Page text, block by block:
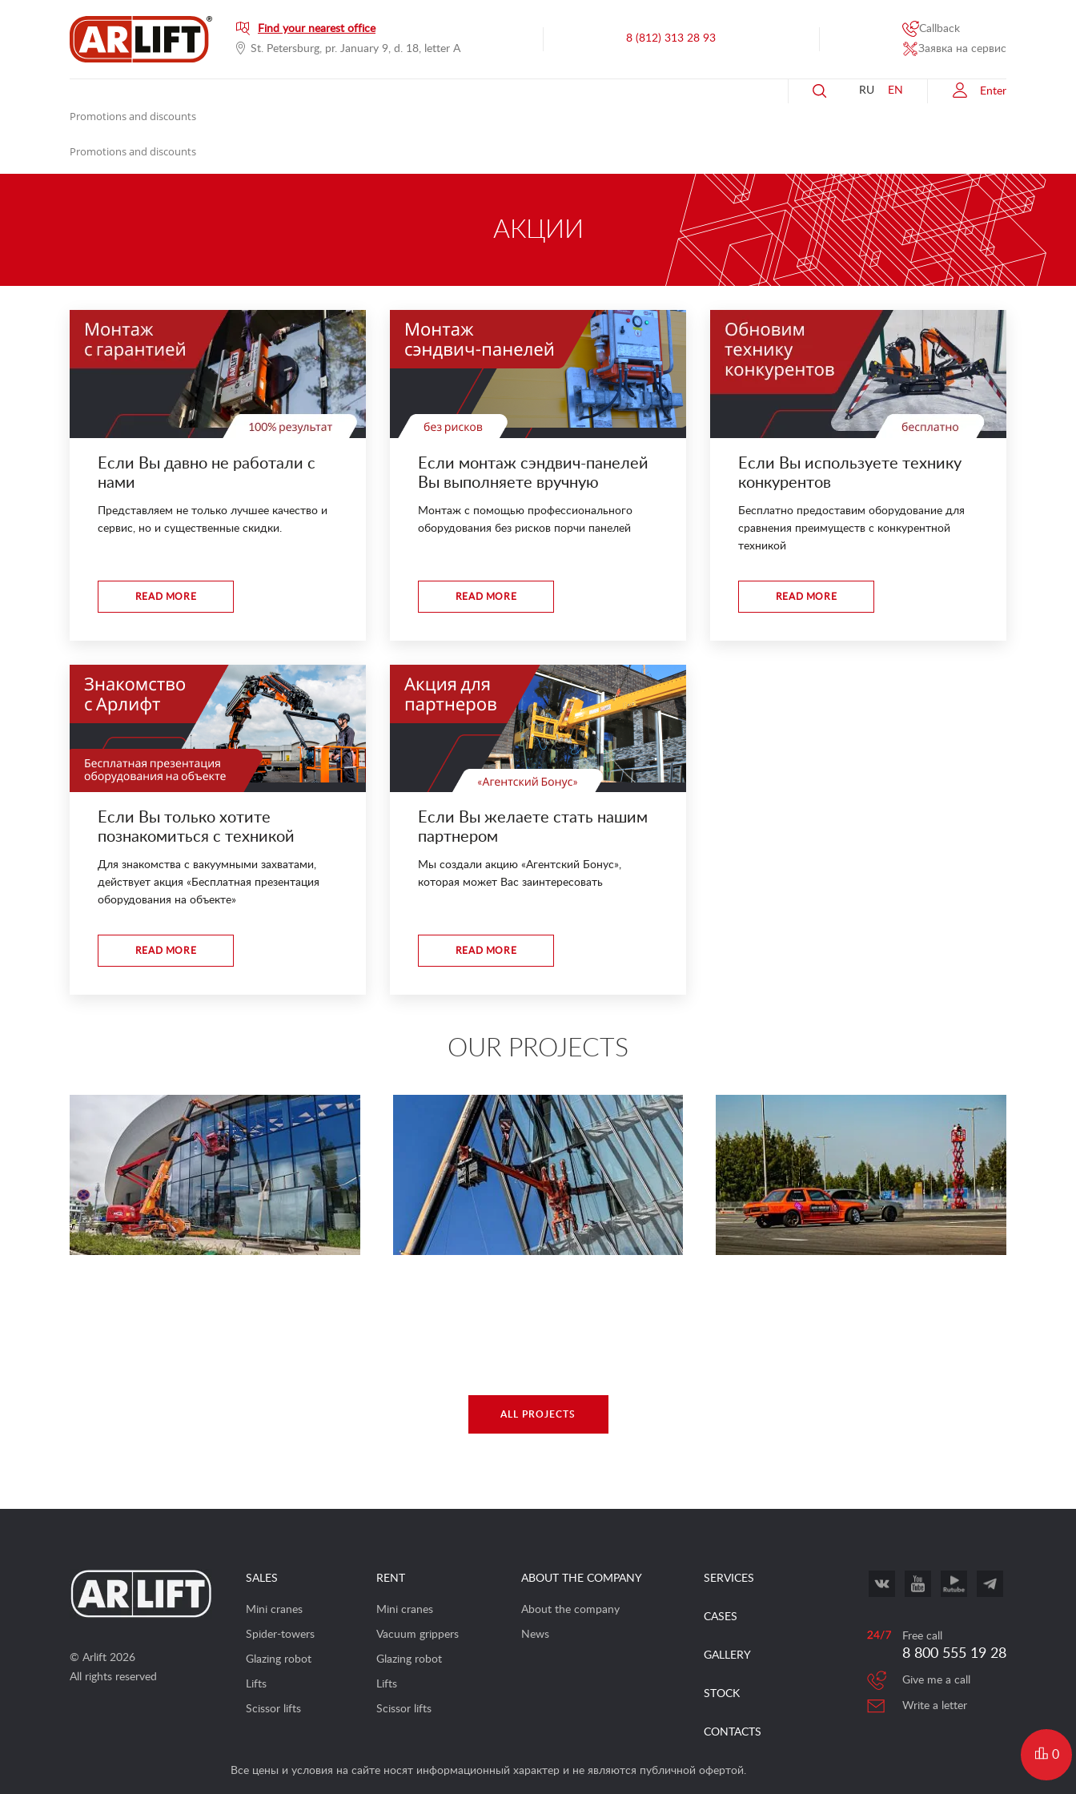
Find your nearest office
St. Petersburg, pr. January 9, d. 18, letter A
8 (812) 313 28 93
Callback
Заявка на сервис
RU EN Enter
Promotions and discounts
Promotions and discounts
АКЦИИ
Если Вы давно не работали с
нами
Представляем не только лучшее качество и
сервис, но и существенные скидки.
READ MORE
Если монтаж сэндвич-панелей
Вы выполняете вручную
Монтаж с помощью профессионального
оборудования без рисков порчи панелей
READ MORE
Если Вы используете технику
конкурентов
Бесплатно предоставим оборудование для
сравнения преимуществ с конкурентной
техникой
READ MORE
Если Вы только хотите
познакомиться с техникой
АРЛИФТ
Для знакомства с вакуумными захватами,
действует акция «Бесплатная презентация
оборудования на объекте»
READ MORE
Если Вы желаете стать нашим
партнером
Мы создали акцию «Агентский Бонус»,
которая может Вас заинтересовать
READ MORE
OUR PROJECTS
ALL PROJECTS
© Arlift 2026
All rights reserved
SALES
Mini cranes
Spider-towers
Glazing robot
Lifts
Scissor lifts
RENT
Mini cranes
Vacuum grippers
Glazing robot
Lifts
Scissor lifts
ABOUT THE COMPANY
About the company
News
SERVICES
CASES
GALLERY
STOCK
CONTACTS
Free call
8 800 555 19 28
Give me a call
Write a letter
Все цены и условия на сайте носят информационный характер и не являются публичной офертой.
0